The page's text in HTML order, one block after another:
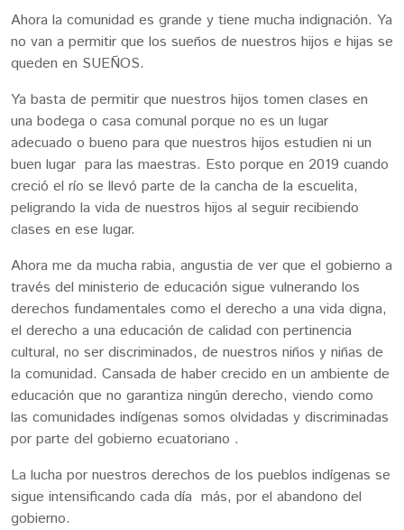
Ahora la comunidad es grande y tiene mucha indignación. Ya
no van a permitir que los sueños de nuestros hijos e hijas se
queden en SUEÑOS.
Ya basta de permitir que nuestros hijos tomen clases en
una bodega o casa comunal porque no es un lugar
adecuado o bueno para que nuestros hijos estudien ni un
buen lugar para las maestras. Esto porque en 2019 cuando
creció el río se llevó parte de la cancha de la escuelita,
peligrando la vida de nuestros hijos al seguir recibiendo
clases en ese lugar.
Ahora me da mucha rabia, angustia de ver que el gobierno a
través del ministerio de educación sigue vulnerando los
derechos fundamentales como el derecho a una vida digna,
el derecho a una educación de calidad con pertinencia
cultural, no ser discriminados, de nuestros niños y niñas de
la comunidad. Cansada de haber crecido en un ambiente de
educación que no garantiza ningún derecho, viendo como
las comunidades indígenas somos olvidadas y discriminadas
por parte del gobierno ecuatoriano .
La lucha por nuestros derechos de los pueblos indígenas se
sigue intensificando cada día más, por el abandono del
gobierno.